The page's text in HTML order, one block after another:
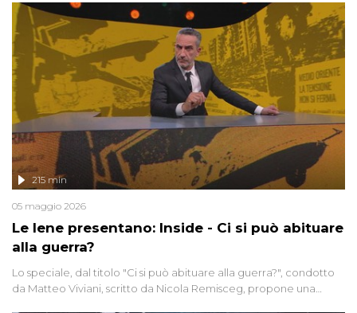
Le Iene presentano: Inside - Ci si può abituare
alla guerra?
215 min
05 maggio 2026
Lo speciale, dal titolo "Ci si può abituare alla guerra?", condotto
da Matteo Viviani, scritto da Nicola Remisceg, propone una